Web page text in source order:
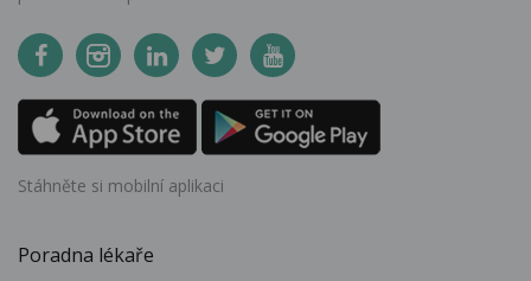
Stáhněte si mobilní aplikaci
Poradna lékaře